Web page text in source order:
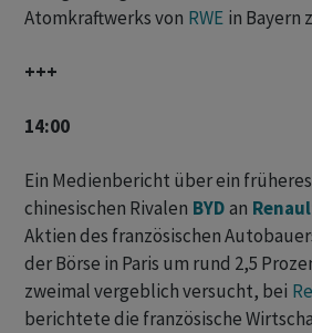
Atomkraftwerks von RWE in Bayern
+++
14:00
Ein Medienbericht über ein
chinesischen Rivalen ‌ BYD⁠an
Aktien des französischen
der Börse ⁠in Paris um rund 2,5
zweimal vergeblich versucht, bei
berichtete die französische